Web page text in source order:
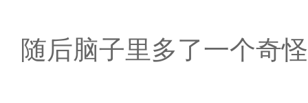
随后脑子里多了一个奇